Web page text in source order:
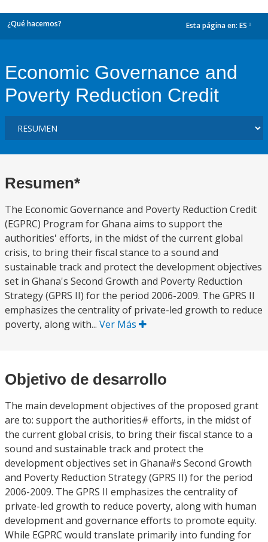
¿Qué hacemos? Esta página en: ES
Economic Governance and
Poverty Reduction Credit
Resumen*
The Economic Governance and Poverty Reduction Credit
(EGPRC) Program for Ghana aims to support the
authorities' efforts, in the midst of the current global
crisis, to bring their fiscal stance to a sound and
sustainable track and protect the development objectives
set in Ghana's Second Growth and Poverty Reduction
Strategy (GPRS II) for the period 2006-2009. The GPRS II
emphasizes the centrality of private-led growth to reduce
poverty, along with... Ver Más
Objetivo de desarrollo
The main development objectives of the proposed grant
are to: support the authorities# efforts, in the midst of
the current global crisis, to bring their fiscal stance to a
sound and sustainable track and protect the
development objectives set in Ghana#s Second Growth
and Poverty Reduction Strategy (GPRS II) for the period
2006-2009. The GPRS II emphasizes the centrality of
private-led growth to reduce poverty, along with human
development and governance efforts to promote equity.
While EGPRC would translate primarily into funding for